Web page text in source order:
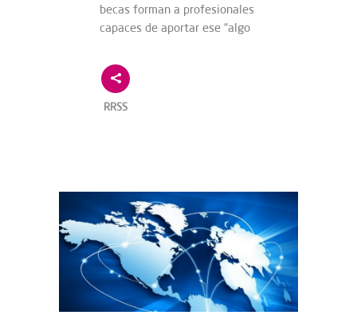
becas forman a profesionales
capaces de aportar ese “algo
RRSS